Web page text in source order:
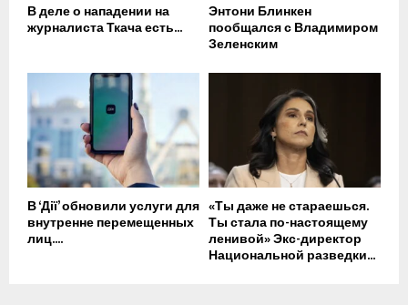
В деле о нападении на
журналиста Ткача есть...
Энтони Блинкен
пообщался с Владимиром
Зеленским
В ‘Дії’ обновили услуги для
внутренне перемещенных
лиц....
«Ты даже не стараешься.
Ты стала по-настоящему
ленивой» Экс-директор
Национальной разведки...